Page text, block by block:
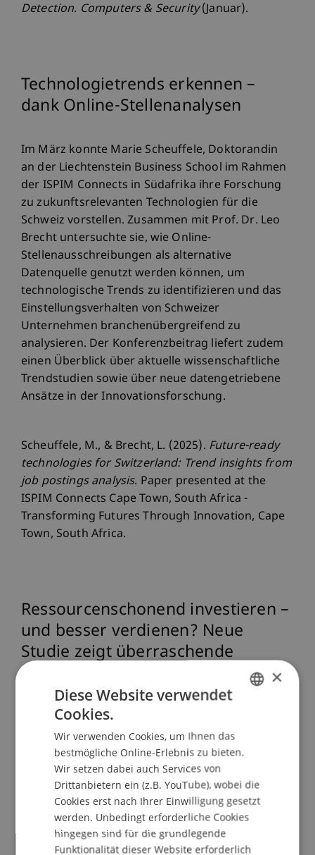
Detection. Computers & Security(Januar).
Technologietrends erkennen –
dank Online-Stellenanalysen
Im März konnte Marie Scheuffele, Doktorandin
an der Liechtenstein Business School im Rahmen
der ISPIM Connects in Südafrika ihre Forschung
zu zukunftsrelevanten Technologien für die
Schweiz vorstellen. Zusammen mit Prof. Dr. Leo
Brecht untersuchte sie, wie Online-
Stellenausschreibungen als alternative
Datenquelle genutzt werden können, um
technologische Trends zu identifizieren und das
Einstellungsverhalten von Schweizer
Unternehmen branchenübergreifend zu
analysieren. Der Konferenzbeitrag liefert zudem
einen Überblick über aktuelle wissenschaftliche
Trendstudien sowie über neue datengetriebene
Ansätze in der Innovationsforschung.
Scheuffele, M., & Brecht, L. (2025). Future-ready
technologies for Switzerland: Trend insights from
job postings analysis. Paper presented at the
ISPIM Connects Cape Town, South Africa -
Transforming Futures Through Innovation, Cape
Town, South Africa.
Ressourcenschonend investieren –
und besser verdienen? Neue
Studie zeigt überraschende
Ergebnisse
Können Unternehmen, die besonders effizient
mit Ressourcen wie Energie oder Wasser
umgehen, an der Börse erfolgreicher sein? Genau
das hat eine Studie untersucht, die an der 36.
ISPIM Innovation Conference in Bergen
vorgestellt wurde.
×
Diese Website verwendet
Cookies.
Wir verwenden Cookies, um Ihnen das
bestmögliche Online-Erlebnis zu bieten.
Wir setzen dabei auch Services von
Drittanbietern ein (z.B. YouTube), wobei die
Cookies erst nach Ihrer Einwilligung gesetzt
werden. Unbedingt erforderliche Cookies
hingegen sind für die grundlegende
Funktionalität dieser Website erforderlich